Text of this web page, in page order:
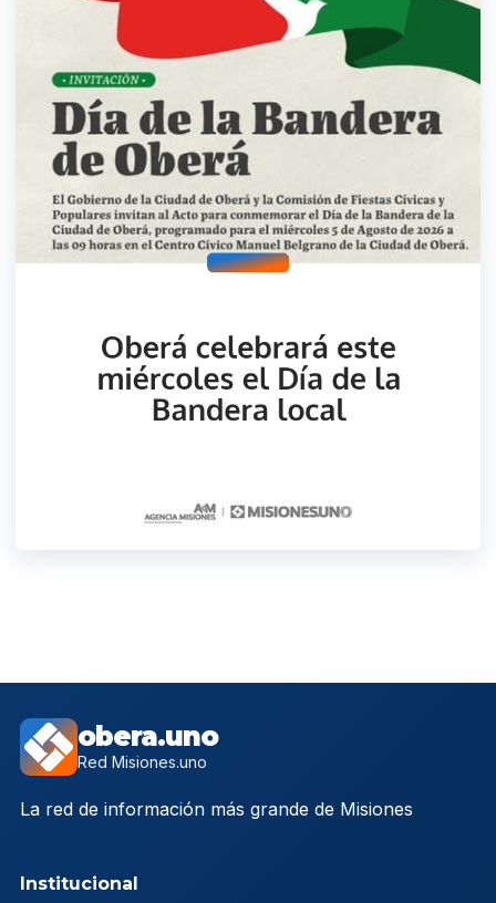
obera.uno
Red Misiones.uno
La red de información más grande de Misiones
Institucional